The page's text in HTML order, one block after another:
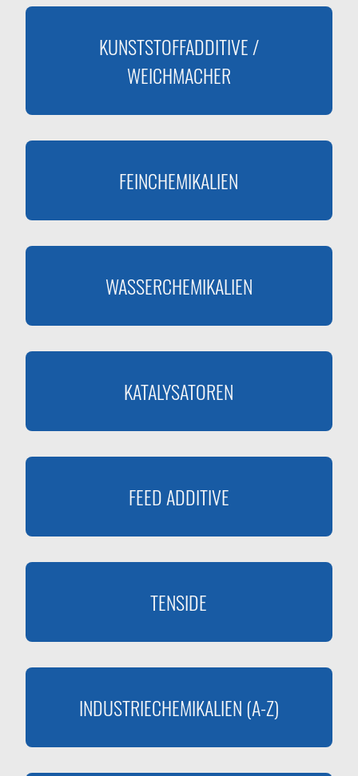
KUNSTSTOFFADDITIVE /
WEICHMACHER
FEINCHEMIKALIEN
WASSERCHEMIKALIEN
KATALYSATOREN
FEED ADDITIVE
TENSIDE
INDUSTRIECHEMIKALIEN (A-Z)